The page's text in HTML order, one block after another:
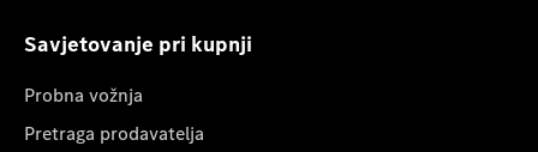
Savjetovanje pri kupnji
Probna vožnja
Pretraga prodavatelja